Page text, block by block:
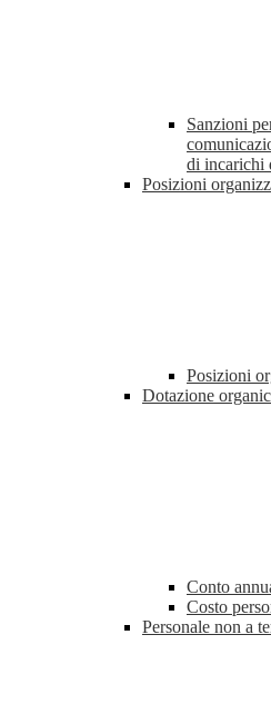
Sanzioni
di incarichi
Posizioni
Posizioni
Dotazione
Conto
Costo
Personale non a